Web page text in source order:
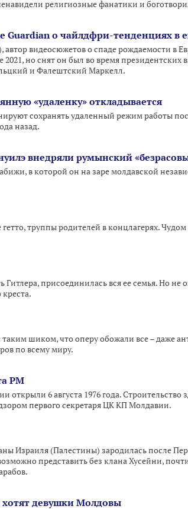
религиозные фанатики и
Guardian о чайлдфри-тенденциях в
видеосюжетов о спаде рождаемости в
но снят он был во время президентских
и Фалештский Маркелл.
«удаленку» откладывается
сохранять удаленный режим работы
назад.
внедряли румынский
в которой он на заре молдавской
труппы родителей в концлагерях.
присоединилась вся ее семья. Но
шиком, что оперу обожали все – даже
по всему миру.
РМ
6 августа 1976 года. Строительство
первого секретаря ЦК КП Молдавии.
Израиля (Палестины) зародилась после
представить без клана Хусейни,
девушки Молдовы